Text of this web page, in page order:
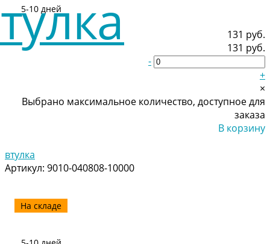
5-10 дней
131 руб.
131 руб.
-
+
×
Выбрано максимальное количество, доступное для
заказа
В корзину
втулка
Артикул: 9010-040808-10000
На складе